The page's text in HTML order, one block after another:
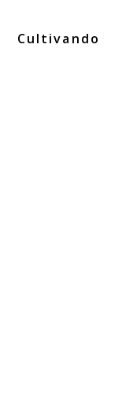
Cultivando